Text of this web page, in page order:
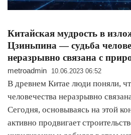
Китайская мудрость в
Цзиньпина — судьба
неразрывно связана с
metroadmin 10.06.2023 06:52
В древнем Китае люди поняли,
человечества неразрывно
Сегодня, основываясь на этой
активно продвигает